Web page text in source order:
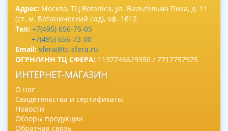
Адрес: Москва, ТЦ Botanica, ул. Вильгельма Пика, д. 11
(ст. м. Ботанический сад), оф. 1612.
Тел: +7(495) 656-75-05
+7(495) 656-73-00
Email: sfera@tc-sfera.ru
ОГРН/ИНН ТЦ СФЕРА: 1137746629350 / 7717757975
ИНТЕРНЕТ-МАГАЗИН
О нас
Свидетельства и сертификаты
Новости
Обзоры продукции
Обратная связь